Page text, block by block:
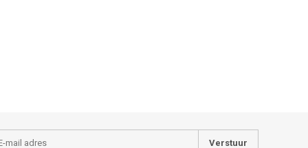
Verstuur